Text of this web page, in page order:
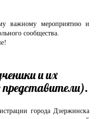
важному мероприятию и
сообщества.
и их
города Дзержинска